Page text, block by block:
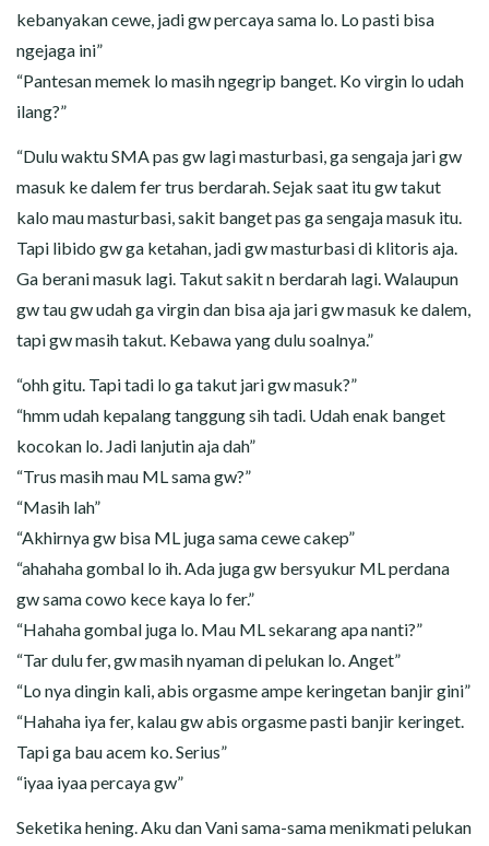
kebanyakan cewe, jadi gw percaya sama lo. Lo pasti bisa
ngejaga ini”
“Pantesan memek lo masih ngegrip banget. Ko virgin lo udah
ilang?”
“Dulu waktu SMA pas gw lagi masturbasi, ga sengaja jari gw
masuk ke dalem fer trus berdarah. Sejak saat itu gw takut
kalo mau masturbasi, sakit banget pas ga sengaja masuk itu.
Tapi libido gw ga ketahan, jadi gw masturbasi di klitoris aja.
Ga berani masuk lagi. Takut sakit n berdarah lagi. Walaupun
gw tau gw udah ga virgin dan bisa aja jari gw masuk ke dalem,
tapi gw masih takut. Kebawa yang dulu soalnya.”
“ohh gitu. Tapi tadi lo ga takut jari gw masuk?”
“hmm udah kepalang tanggung sih tadi. Udah enak banget
kocokan lo. Jadi lanjutin aja dah”
“Trus masih mau ML sama gw?”
“Masih lah”
“Akhirnya gw bisa ML juga sama cewe cakep”
“ahahaha gombal lo ih. Ada juga gw bersyukur ML perdana
gw sama cowo kece kaya lo fer.”
“Hahaha gombal juga lo. Mau ML sekarang apa nanti?”
“Tar dulu fer, gw masih nyaman di pelukan lo. Anget”
“Lo nya dingin kali, abis orgasme ampe keringetan banjir gini”
“Hahaha iya fer, kalau gw abis orgasme pasti banjir keringet.
Tapi ga bau acem ko. Serius”
“iyaa iyaa percaya gw”
Seketika hening. Aku dan Vani sama-sama menikmati pelukan